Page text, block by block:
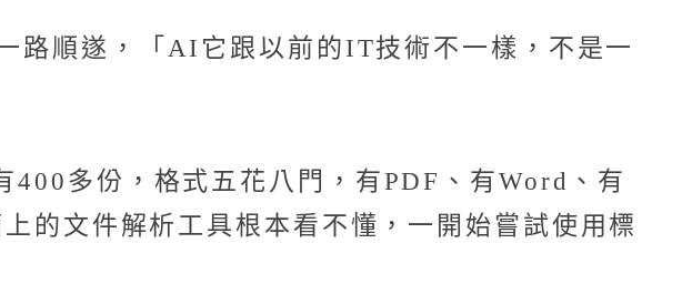
路順遂，「AI它跟以前的IT技術不一樣，不是一
多份，格式五花八門，有PDF、有Word、有
的文件解析工具根本看不懂，一開始嘗試使用標